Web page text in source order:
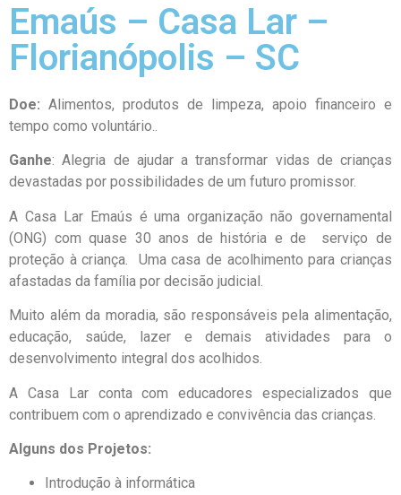
Emaús – Casa Lar –
Florianópolis – SC
Doe: Alimentos, produtos de limpeza, apoio financeiro e
tempo como voluntário..
Ganhe: Alegria de ajudar a transformar vidas de crianças
devastadas por possibilidades de um futuro promissor.
A Casa Lar Emaús é uma organização não governamental
(ONG) com quase 30 anos de história e de serviço de
proteção à criança. Uma casa de acolhimento para crianças
afastadas da família por decisão judicial.
Muito além da moradia, são responsáveis pela alimentação,
educação, saúde, lazer e demais atividades para o
desenvolvimento integral dos acolhidos.
A Casa Lar conta com educadores especializados que
contribuem com o aprendizado e convivência das crianças.
Alguns dos Projetos:
Introdução à informática